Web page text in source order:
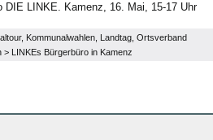
DIE LINKE. Kamenz, 16. Mai, 15-17 Uhr
, Kommunalwahlen Landtag Ortsverband
> LINKEs Bürgerbüro in Kamenz